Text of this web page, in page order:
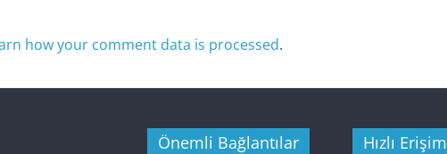
how your comment data is processed.
Önemli Bağlantılar Hızlı Erişim